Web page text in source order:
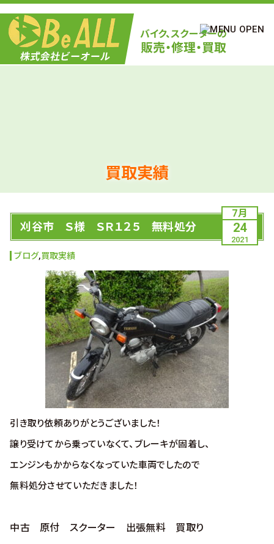
買取実績
7月
24
2021
刈谷市 Ｓ様 ＳＲ１２５ 無料処分
ブログ,買取実績
引き取り依頼ありがとうございました！
譲り受けてから乗っていなくて、ブレーキが固着し、
エンジンもかからなくなっていた車両でしたので
無料処分させていただきました！
中古 原付 スクーター 出張無料 買取り